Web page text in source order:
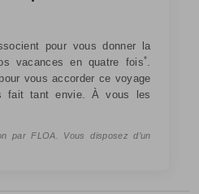
pour vous donner la
vacances en quatre fois*.
vous accorder ce voyage
fait tant envie. À vous les
par FLOA. Vous disposez d’un